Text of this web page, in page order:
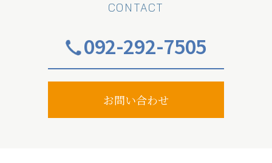
CONTACT
092-292-7505
お問い合わせ